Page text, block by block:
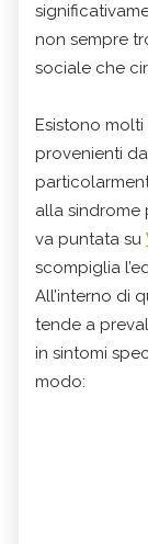
non sempre
sociale che
Esistono
provenienti
alla sindrome
va puntata su
scompiglia
All’interno di
tende a
in sintomi
modo: